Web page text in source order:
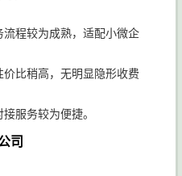
程较为成熟，适配小微企
比稍高，无明显隐形收费
服务较为便捷。
司